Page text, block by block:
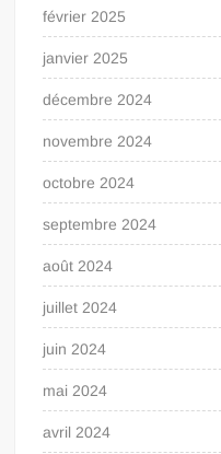
février 2025
janvier 2025
décembre 2024
novembre 2024
octobre 2024
septembre 2024
août 2024
juillet 2024
juin 2024
mai 2024
avril 2024